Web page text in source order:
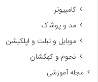
کامپیوتر
مد و پوشاک
موبایل و تبلت و اپلکیشن
نجوم و کهکشان
مجله آموزشی